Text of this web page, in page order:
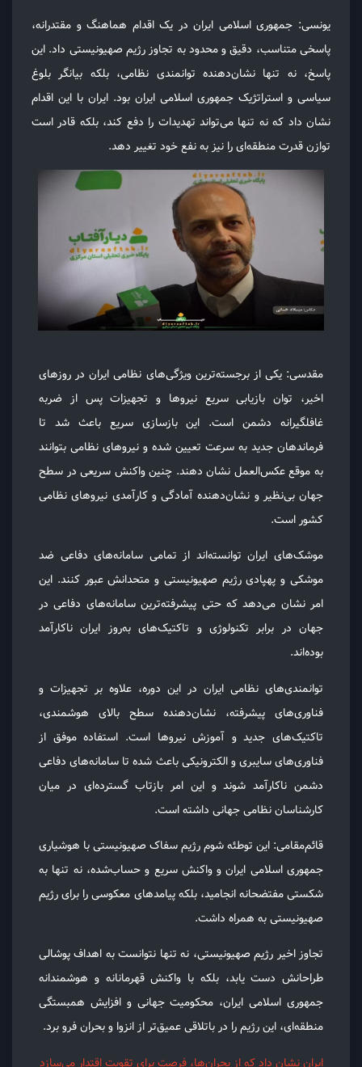
یونسی: جمهوری اسلامی ایران در یک اقدام هماهنگ و مقتدرانه،
پاسخی متناسب، دقیق و محدود به تجاوز رژیم صهیونیستی داد. این
پاسخ، نه تنها نشان‌دهنده توانمندی نظامی، بلکه بیانگر بلوغ
سیاسی و استراتژیک جمهوری اسلامی ایران بود. ایران با این اقدام
نشان داد که نه تنها می‌تواند تهدیدات را دفع کند، بلکه قادر است
توازن قدرت منطقه‌ای را نیز به نفع خود تغییر دهد.
مقدسی: یکی از برجسته‌ترین ویژگی‌های نظامی ایران در روزهای
اخیر، توان بازیابی سریع نیروها و تجهیزات پس از ضربه
غافلگیرانه دشمن است. این بازسازی سریع باعث شد تا
فرماندهان جدید به سرعت تعیین شده و نیروهای نظامی بتوانند
به موقع عکس‌العمل نشان دهند. چنین واکنش سریعی در سطح
جهان بی‌نظیر و نشان‌دهنده آمادگی و کارآمدی نیروهای نظامی
کشور است.
موشک‌های ایران توانسته‌اند از تمامی سامانه‌های دفاعی ضد
موشکی و پهپادی رژیم صهیونیستی و متحدانش عبور کنند. این
امر نشان می‌دهد که حتی پیشرفته‌ترین سامانه‌های دفاعی در
جهان در برابر تکنولوژی و تاکتیک‌های به‌روز ایران ناکارآمد
بوده‌اند.
توانمندی‌های نظامی ایران در این دوره، علاوه بر تجهیزات و
فناوری‌های پیشرفته، نشان‌دهنده سطح بالای هوشمندی،
تاکتیک‌های جدید و آموزش نیروها است. استفاده موفق از
فناوری‌های سایبری و الکترونیکی باعث شده تا سامانه‌های دفاعی
دشمن ناکارآمد شوند و این امر بازتاب گسترده‌ای در میان
کارشناسان نظامی جهانی داشته است.
قائم‌مقامی: این توطئه شوم رژیم سفاک صهیونیستی با هوشیاری
جمهوری اسلامی ایران و واکنش سریع و حساب‌شده، نه‌ تنها به
شکستی مفتضحانه انجامید، بلکه پیامدهای معکوسی را برای رژیم
صهیونیستی به همراه داشت.
تجاوز اخیر رژیم صهیونیستی، نه تنها نتوانست به اهداف پوشالی
طراحانش دست یابد، بلکه با واکنش قهرمانانه و هوشمندانه
جمهوری اسلامی ایران، محکومیت جهانی و افزایش همبستگی
منطقه‌ای، این رژیم را در باتلاقی عمیق‌تر از انزوا و بحران فرو برد.
ایران نشان داد که از بحران‌ها، فرصت برای تقویت اقتدار می‌سازد